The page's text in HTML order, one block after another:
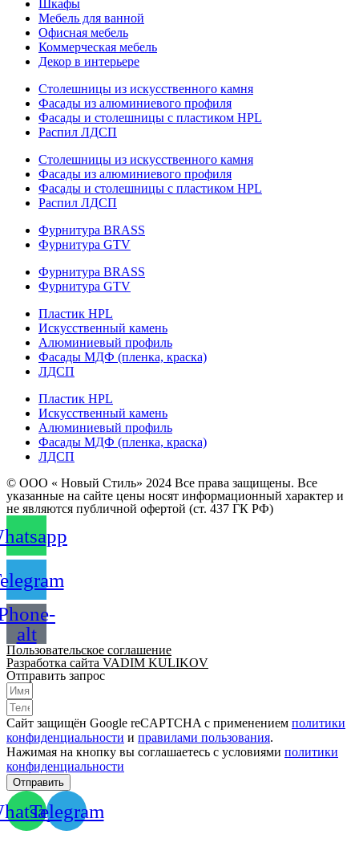
Шкафы
Мебель для ванной
Офисная мебель
Коммерческая мебель
Декор в интерьере
Столешницы из искусственного камня
Фасады из алюминиевого профиля
Фасады и столешницы с пластиком HPL
Распил ЛДСП
Столешницы из искусственного камня
Фасады из алюминиевого профиля
Фасады и столешницы с пластиком HPL
Распил ЛДСП
Фурнитура BRASS
Фурнитура GTV
Фурнитура BRASS
Фурнитура GTV
Пластик HPL
Искусственный камень
Алюминиевый профиль
Фасады МДФ (пленка, краска)
ЛДСП
Пластик HPL
Искусственный камень
Алюминиевый профиль
Фасады МДФ (пленка, краска)
ЛДСП
© ООО « Новый Стиль» 2024 Все права защищены. Все
указанные на сайте цены носят информационный характер и
не являются публичной офертой (ст. 437 ГК РФ)
alt
Пользовательское соглашение
Разработка сайта VADIM KULIKOV
Отправить запрос
Сайт защищён Google reCAPTCHA с применением политики
конфиденциальности и правилами пользования.
Нажимая на кнопку вы соглашаетесь с условиями политики
конфиденциальности
Отправить
Telegram